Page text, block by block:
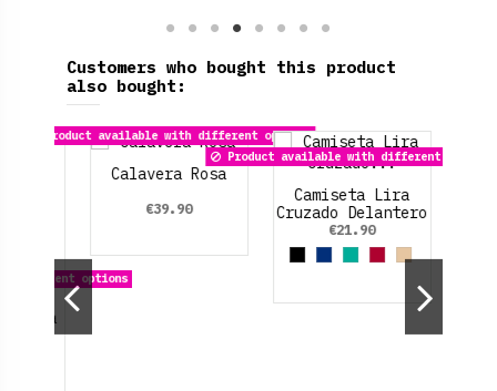
Customers who bought this product
also bought:
options
Product available with different options
Calavera Rosa
€39.90
Product available with different options
Camiseta Lira
Cruzado Delantero
€21.90
BlackAzul Marino
Verde aguamarina
Rojo Rubí
Dorado